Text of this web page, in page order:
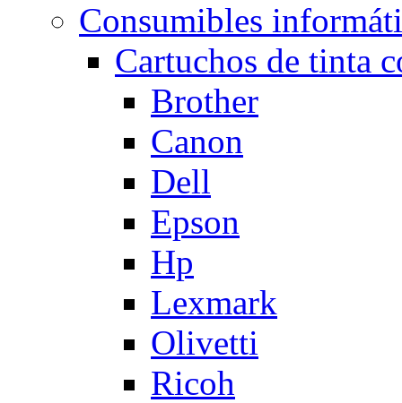
Consumibles
Cartuchos de tinta
Brother
Canon
Dell
Epson
Hp
Lexmark
Olivetti
Ricoh